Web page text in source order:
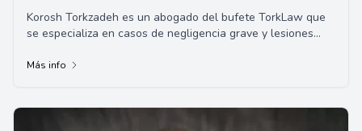
Korosh Torkzadeh es un abogado del bufete TorkLaw que
se especializa en casos de negligencia grave y lesiones
Más info